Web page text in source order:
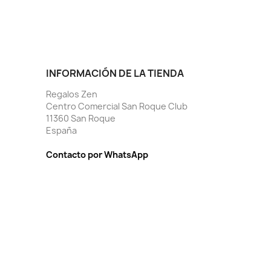
INFORMACIÓN DE LA TIENDA
Regalos Zen
Centro Comercial San Roque Club
11360 San Roque
España
Contacto por WhatsApp